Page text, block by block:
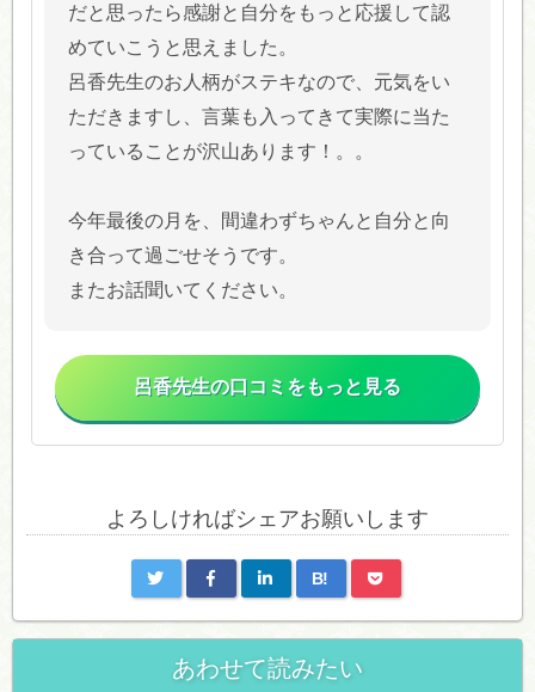
だと思ったら感謝と自分をもっと応援して認
めていこうと思えました。
呂香先生のお人柄がステキなので、元気をい
ただきますし、言葉も入ってきて実際に当た
っていることが沢山あります！。。
今年最後の月を、間違わずちゃんと自分と向
き合って過ごせそうです。
またお話聞いてください。
呂香先生の口コミをもっと見る
よろしければシェアお願いします
B!
あわせて読みたい